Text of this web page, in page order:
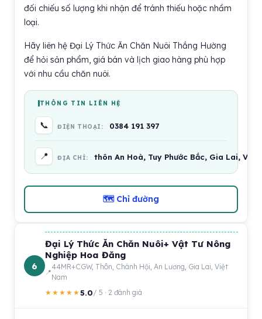
đối chiếu số lượng khi nhận để tránh thiếu hoặc nhầm
loại.
Hãy liên hệ Đại Lý Thức Ăn Chăn Nuôi Thắng Hường
để hỏi sản phẩm, giá bán và lịch giao hàng phù hợp
với nhu cầu chăn nuôi.
THÔNG TIN LIÊN HỆ
📞 ĐIỆN THOẠI: 0384 191 397
📍 ĐỊA CHỈ: thôn An Hoà, Tuy Phước Bắc, Gia Lai, Việt
🗺 Chỉ đường
6
Đại Lý Thức Ăn Chăn Nuôi+ Vật Tư Nông
Nghiệp Hoa Đăng
44MR+CGW, Thôn, Chánh Hội, An Lương, Gia Lai, Việt
Nam
★★★★★5.0/ 5 · 2 đánh giá